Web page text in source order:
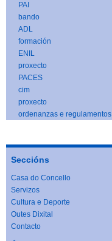
PAI
bando
ADL
formación
ENIL
proxecto
PACES
cim
proxecto
ordenanzas e regulamentos
Seccións
Casa do Concello
Servizos
Cultura e Deporte
Outes Dixital
Contacto